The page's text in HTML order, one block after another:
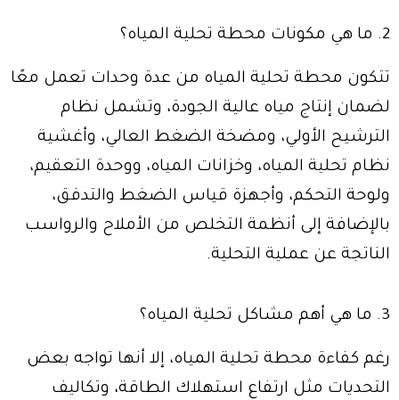
2. ما هي مكونات محطة تحلية المياه؟
تتكون محطة تحلية المياه من عدة وحدات تعمل معًا
لضمان إنتاج مياه عالية الجودة، وتشمل نظام
الترشيح الأولي، ومضخة الضغط العالي، وأغشية
نظام تحلية المياه، وخزانات المياه، ووحدة التعقيم،
ولوحة التحكم، وأجهزة قياس الضغط والتدفق،
بالإضافة إلى أنظمة التخلص من الأملاح والرواسب
الناتجة عن عملية التحلية.
3. ما هي أهم مشاكل تحلية المياه؟
رغم كفاءة محطة تحلية المياه، إلا أنها تواجه بعض
التحديات مثل ارتفاع استهلاك الطاقة، وتكاليف